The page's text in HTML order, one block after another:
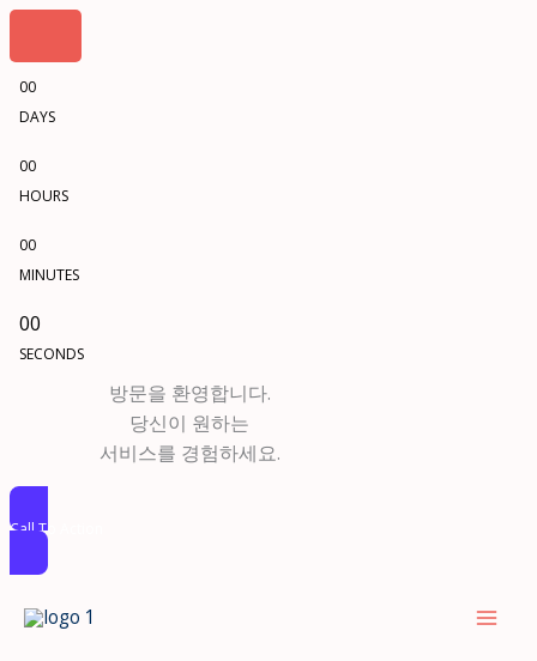
00
DAYS
00
HOURS
00
MINUTES
00
SECONDS
방문을 환영합니다.
당신이 원하는
서비스를 경험하세요.
Call To Action